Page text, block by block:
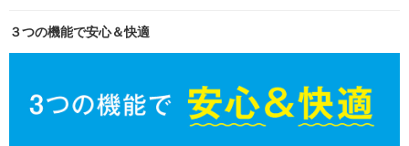
３つの機能で安心＆快適